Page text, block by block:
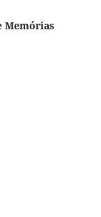
Memórias